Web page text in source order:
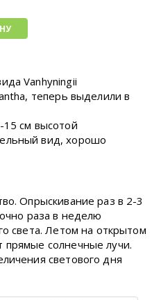
Vanhyningii
теперь выделили в
см высотой
вид, хорошо
Опрыскивание раз в 2-3
раза в неделю
света. Летом на открытом
солнечные лучи.
светового дня